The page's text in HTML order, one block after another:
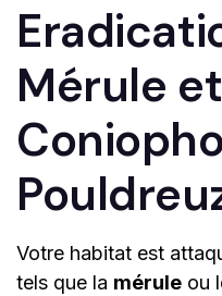
Mérule
Votre habitat est
tels que la mérule ou